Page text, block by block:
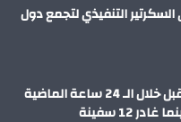
السكرتير التنفيذي لتجمع دول
ميناء_دمياط استقبل خلال الـ 24 ساعة الماضية